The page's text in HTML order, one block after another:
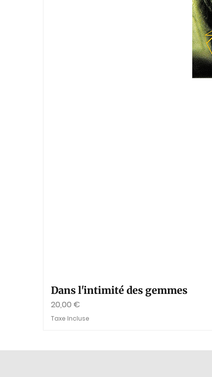
Dans l'intimité des gemmes
Prix
20,00 €
Taxe Incluse